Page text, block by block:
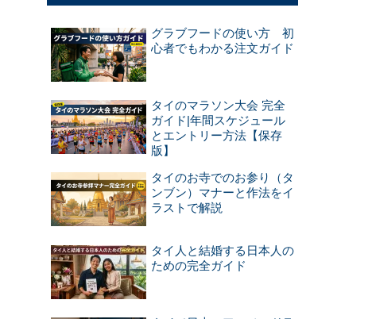
グラブフードの使い方 初
心者でもわかる注文ガイド
タイのマラソン大会 完全
ガイド|年間スケジュール
とエントリー方法【保存
版】
タイのお寺でのお参り（タ
ンブン）マナーと作法をイ
ラストで解説
タイ人と結婚する日本人の
ための完全ガイド